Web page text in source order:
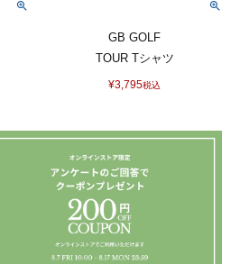
GB GOLF
TOUR Tシャツ
¥3,795税込